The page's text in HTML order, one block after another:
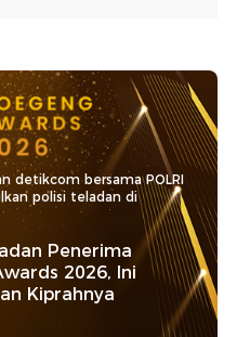
detikcom bersama POLRI
polisi teladan di
Penerima
2026, Ini
Kiprahnya